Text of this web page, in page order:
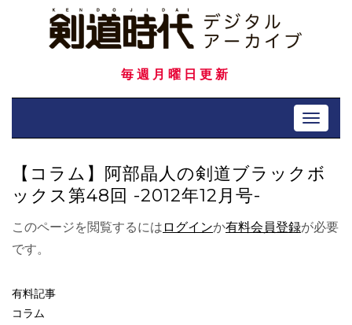
毎週月曜日更新
Toggle
【コラム】阿部晶人の剣道ブラックボ
ックス第48回 -2012年12月号-
このページを閲覧するには ログインか有料会員登録が必要
です。
有料記事
コラム